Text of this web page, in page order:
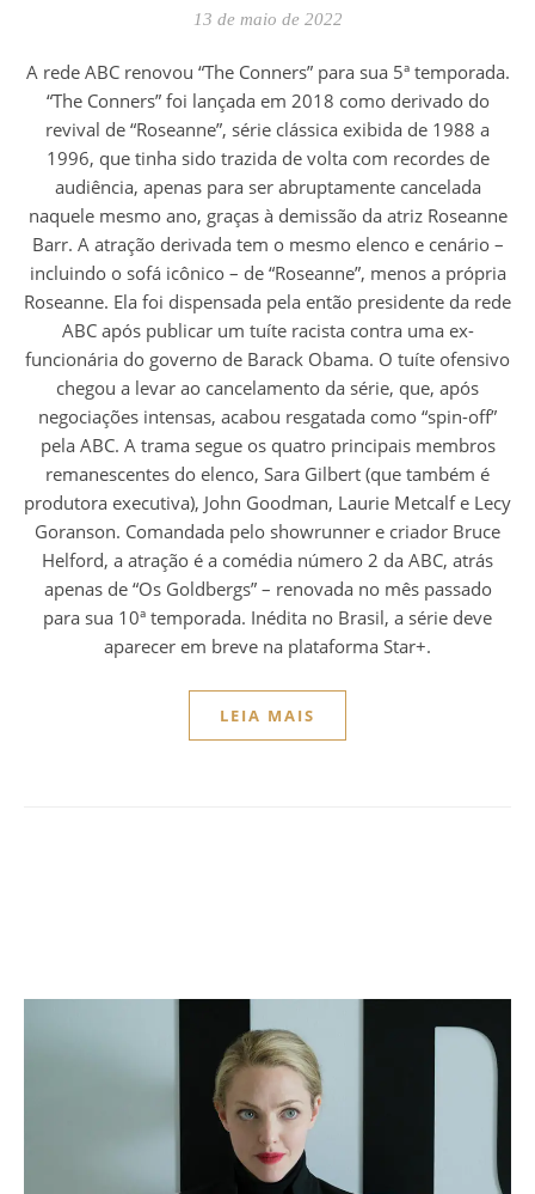
13 de maio de 2022
A rede ABC renovou “The Conners” para sua 5ª temporada.
“The Conners” foi lançada em 2018 como derivado do
revival de “Roseanne”, série clássica exibida de 1988 a
1996, que tinha sido trazida de volta com recordes de
audiência, apenas para ser abruptamente cancelada
naquele mesmo ano, graças à demissão da atriz Roseanne
Barr. A atração derivada tem o mesmo elenco e cenário –
incluindo o sofá icônico – de “Roseanne”, menos a própria
Roseanne. Ela foi dispensada pela então presidente da rede
ABC após publicar um tuíte racista contra uma ex-
funcionária do governo de Barack Obama. O tuíte ofensivo
chegou a levar ao cancelamento da série, que, após
negociações intensas, acabou resgatada como “spin-off”
pela ABC. A trama segue os quatro principais membros
remanescentes do elenco, Sara Gilbert (que também é
produtora executiva), John Goodman, Laurie Metcalf e Lecy
Goranson. Comandada pelo showrunner e criador Bruce
Helford, a atração é a comédia número 2 da ABC, atrás
apenas de “Os Goldbergs” – renovada no mês passado
para sua 10ª temporada. Inédita no Brasil, a série deve
aparecer em breve na plataforma Star+.
LEIA MAIS